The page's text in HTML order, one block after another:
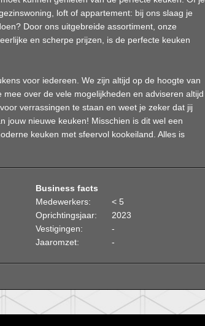
loft of appartement: bij ons slaag je
Door ons uitgebreide assortiment, onze
en scherpe prijzen, is de perfecte keuken
voor iedereen. We zijn altijd op de hoogte van
over de vele mogelijkheden en adviseren altijd
verrassingen te staan en weet je zeker dat jij
jouw nieuwe keuken! Misschien is dit wel een
keuken met sfeervol kookeiland. Alles is
Business facts
Medewerkers:
< 5
Oprichtingsjaar:
2023
Vestigingen:
-
Jaaromzet:
-